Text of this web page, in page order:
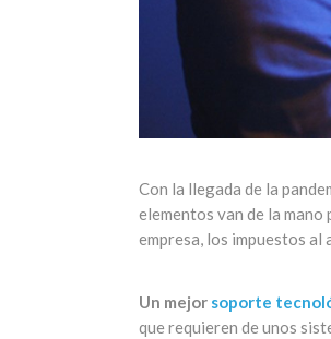
Con la llegada de la
elementos van de la
empresa, los impuestos al
Un mejor soporte
que requieren de unos